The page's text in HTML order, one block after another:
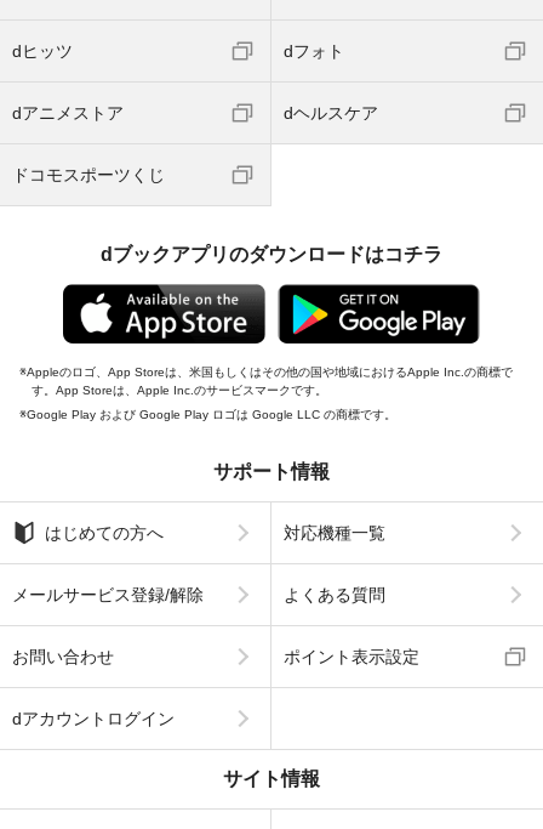
dヒッツ dフォト
dアニメストア dヘルスケア
ドコモスポーツくじ
dブックアプリのダウンロードはコチラ
Appleのロゴ、App Storeは、米国もしくはその他の国や地域におけるApple Inc.の商標で
す。App Storeは、Apple Inc.のサービスマークです。
Google Play および Google Play ロゴは Google LLC の商標です。
サポート情報
はじめての方へ 対応機種一覧
メールサービス登録/解除 よくある質問
お問い合わせ ポイント表示設定
dアカウントログイン
サイト情報